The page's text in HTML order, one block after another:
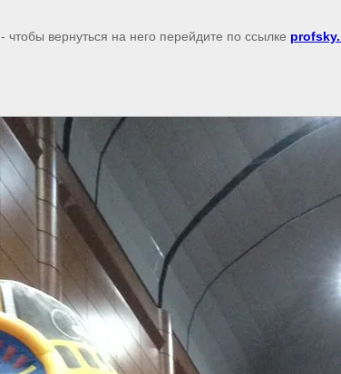
- чтобы вернуться на него перейдите по ссылке